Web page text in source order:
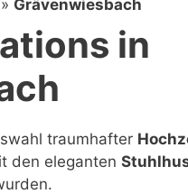
» Grävenwiesbach
in
traumhafter
den eleganten